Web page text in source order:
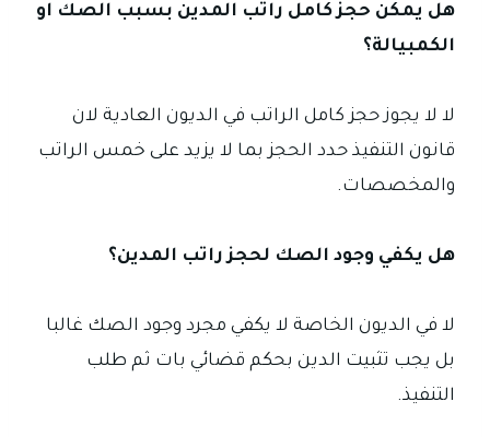
هل يمكن حجز كامل راتب المدين بسبب الصك او
الكمبيالة؟
لا لا يجوز حجز كامل الراتب في الديون العادية لان
قانون التنفيذ حدد الحجز بما لا يزيد على خمس الراتب
والمخصصات.
هل يكفي وجود الصك لحجز راتب المدين؟
لا في الديون الخاصة لا يكفي مجرد وجود الصك غالبا
بل يجب تثبيت الدين بحكم قضائي بات ثم طلب
التنفيذ.